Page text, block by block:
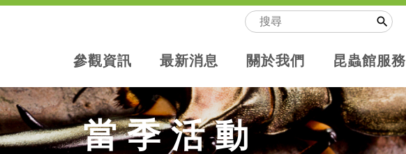

參觀資訊 最新消息 關於我們 昆蟲館服務
當季活動